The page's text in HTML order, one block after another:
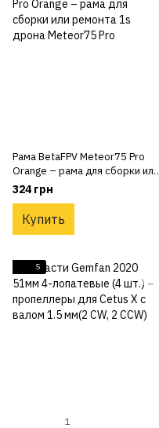
Рама BetaFPV Meteor75 Pro
Orange – рама для сборки или
ремонта 1s дрона Meteor75
324 грн
Купить
5
1